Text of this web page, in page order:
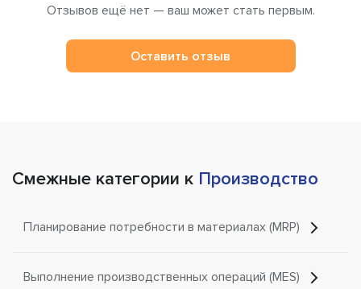
Отзывов ещё нет — ваш может стать первым.
Оставить отзыв
Смежные категории к Производство
Планирование потребности в материалах (MRP)
Выполнение производственных операций (MES)